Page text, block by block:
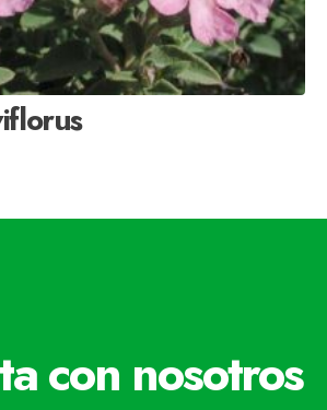
con nosotros